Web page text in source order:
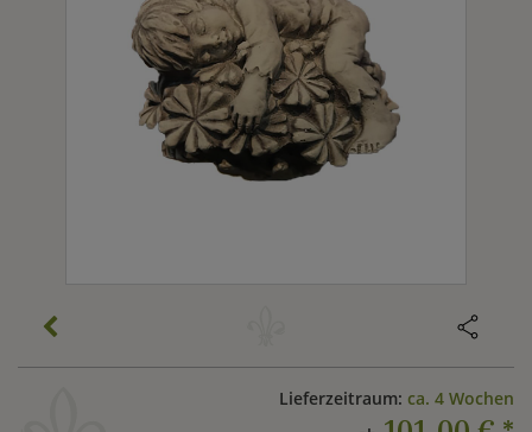
Lieferzeitraum: ca. 4 Wochen